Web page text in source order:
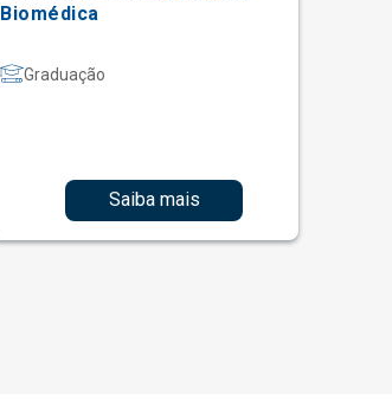
Biomédica
Graduação
Saiba mais